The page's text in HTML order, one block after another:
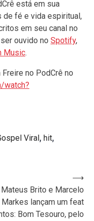
está em sua
de fé e vida espiritual,
em seu canal no
ouvido no Spotify,
Music.
no PodCrê no
watch?
Viral , hit,
Mateus Brito e Marcelo
Markes lançam um feat
Bom Tesouro, pelo
⟶